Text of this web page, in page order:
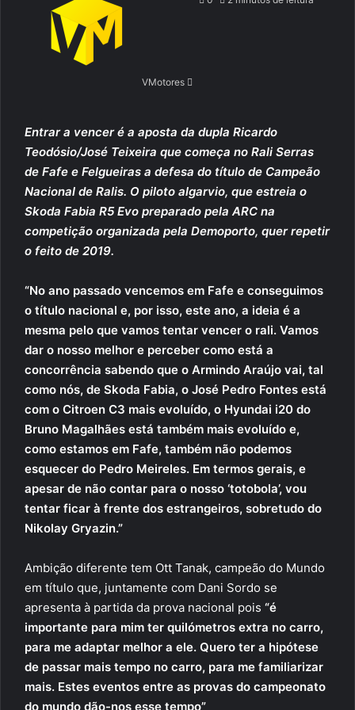
VMotores
Entrar a vencer é a aposta da dupla Ricardo
Teodósio/José Teixeira que começa no Rali Serras
de Fafe e Felgueiras a defesa do título de Campeão
Nacional de Ralis. O piloto algarvio, que estreia o
Skoda Fabia R5 Evo preparado pela ARC na
competição organizada pela Demoporto, quer repetir
o feito de 2019.
“No ano passado vencemos em Fafe e conseguimos
o título nacional e, por isso, este ano, a ideia é a
mesma pelo que vamos tentar vencer o rali. Vamos
dar o nosso melhor e perceber como está a
concorrência sabendo que o Armindo Araújo vai, tal
como nós, de Skoda Fabia, o José Pedro Fontes está
com o Citroen C3 mais evoluído, o Hyundai i20 do
Bruno Magalhães está também mais evoluído e,
como estamos em Fafe, também não podemos
esquecer do Pedro Meireles. Em termos gerais, e
apesar de não contar para o nosso ‘totobola’, vou
tentar ficar à frente dos estrangeiros, sobretudo do
Nikolay Gryazin.”
Ambição diferente tem Ott Tanak, campeão do Mundo
em título que, juntamente com Dani Sordo se
apresenta à partida da prova nacional pois “é
importante para mim ter quilómetros extra no carro,
para me adaptar melhor a ele. Quero ter a hipótese
de passar mais tempo no carro, para me familiarizar
mais. Estes eventos entre as provas do campeonato
do mundo dão-nos esse tempo”